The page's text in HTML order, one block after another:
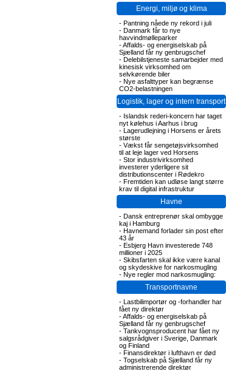
Energi, miljø og klima
- Pantning nåede ny rekord i juli
- Danmark får to nye
havvindmølleparker
-Affalds- og energiselskab på
Sjælland får ny genbrugschef
- Delebilstjeneste samarbejder med
kinesisk virksomhed om
selvkørende biler
- Nye asfalttyper kan begrænse
CO2-belastningen
Logistik, lager og intern transport
- Islandsk rederi-koncern har taget
nyt kølehus i Aarhus i brug
- Lagerudlejning i Horsens er årets
største
- Vækst får sengetøjsvirksomhed
til at leje lager ved Horsens
- Stor industrivirksomhed
investerer yderligere sit
distributionscenter i Rødekro
- Fremtiden kan udløse langt større
krav til digital infrastruktur
Havne
- Dansk entreprenør skal ombygge
kaj i Hamburg
- Havnemand forlader sin post efter
43 år
- Esbjerg Havn investerede 748
millioner i 2025
- Skibsfarten skal ikke være kanal
og skydeskive for narkosmugling
- Nye regler mod narkosmugling:
Transportnavne
- Lastbilimportør og -forhandler har
fået ny direktør
-Affalds- og energiselskab på
Sjælland får ny genbrugschef
- Tankvognsproducent har fået ny
salgsrådgiver i Sverige, Danmark
og Finland
- Finansdirektør i lufthavn er død
- Togselskab på Sjælland får ny
administrerende direktør